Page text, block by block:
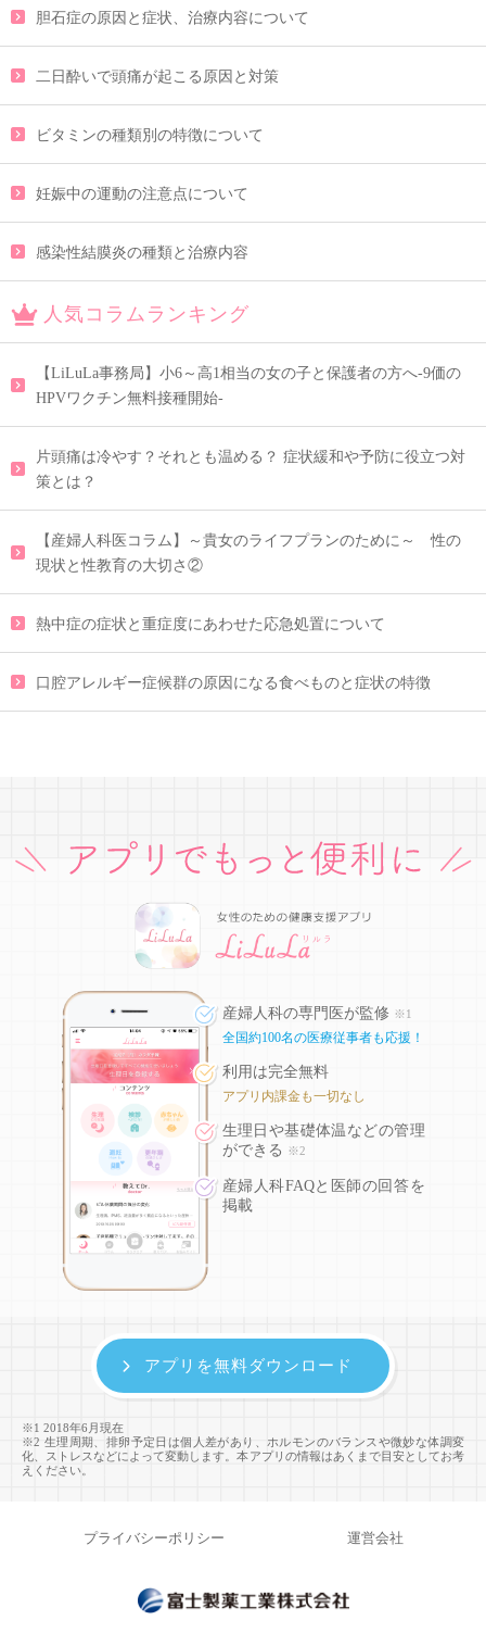
胆石症の原因と症状、治療内容について
二日酔いで頭痛が起こる原因と対策
ビタミンの種類別の特徴について
妊娠中の運動の注意点について
感染性結膜炎の種類と治療内容
人気コラムランキング
【LiLuLa事務局】小6～高1相当の女の子と保護者の方へ-9価の
HPVワクチン無料接種開始-
片頭痛は冷やす？それとも温める？ 症状緩和や予防に役立つ対
策とは？
【産婦人科医コラム】～貴女のライフプランのために～ 性の
現状と性教育の大切さ②
熱中症の症状と重症度にあわせた応急処置について
口腔アレルギー症候群の原因になる食べものと症状の特徴
産婦人科の専門医が監修 ※1
全国約100名の医療従事者も応援！
利用は完全無料
アプリ内課金も一切なし
生理日や基礎体温などの管理
ができる
※2
産婦人科FAQと医師の回答を
掲載
※1 2018年6月現在
※2 生理周期、排卵予定日は個人差があり、ホルモンのバランスや微妙な体調変
化、ストレスなどによって変動します。本アプリの情報はあくまで目安としてお考
えください。
アプリを無料ダウンロード
プライバシーポリシー 運営会社